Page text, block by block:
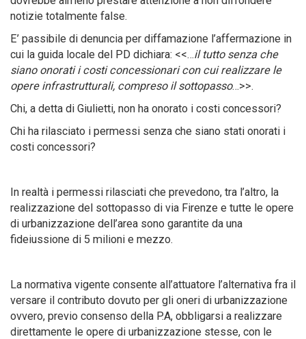
notizie totalmente false.
E’ passibile di denuncia per diffamazione l’affermazione in
cui la guida locale del PD dichiara: <<…il tutto senza che
siano onorati i costi concessionari con cui realizzare le
opere infrastrutturali, compreso il sottopasso…>>.
Chi, a detta di Giulietti, non ha onorato i costi concessori?
Chi ha rilasciato i permessi senza che siano stati onorati i
costi concessori?
In realtà i permessi rilasciati che prevedono, tra l’altro, la
realizzazione del sottopasso di via Firenze e tutte le opere
di urbanizzazione dell’area sono garantite da una
fideiussione di 5 milioni e mezzo.
La normativa vigente consente all’attuatore l’alternativa fra il
versare il contributo dovuto per gli oneri di urbanizzazione
ovvero, previo consenso della P.A, obbligarsi a realizzare
direttamente le opere di urbanizzazione stesse, con le